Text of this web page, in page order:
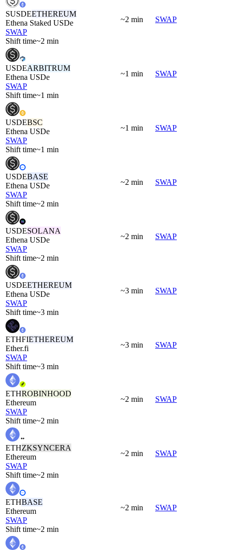
SUSDEETHEREUM
Ethena Staked USDe
SWAP
Shift time~2 min
~2 min SWAP
USDEARBITRUM
Ethena USDe
SWAP
Shift time~1 min
~1 min SWAP
USDEBSC
Ethena USDe
SWAP
Shift time~1 min
~1 min SWAP
USDEBASE
Ethena USDe
SWAP
Shift time~2 min
~2 min SWAP
USDESOLANA
Ethena USDe
SWAP
Shift time~2 min
~2 min SWAP
USDEETHEREUM
Ethena USDe
SWAP
Shift time~3 min
~3 min SWAP
ETHFIETHEREUM
Ether.fi
SWAP
Shift time~3 min
~3 min SWAP
ETHROBINHOOD
Ethereum
SWAP
Shift time~2 min
~2 min SWAP
ETHZKSYNCERA
Ethereum
SWAP
Shift time~2 min
~2 min SWAP
ETHBASE
Ethereum
SWAP
Shift time~2 min
~2 min SWAP